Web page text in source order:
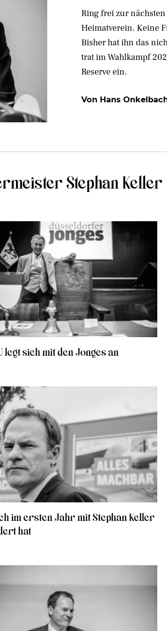
Ring frei zur
Heimatverein. Keine
Bisher hat ihn das
trat im Wahlkampf
Reserve ein.
Von Hans
Stephan Keller
legt sich mit den Jonges an
im ersten Jahr mit Stephan Keller
hat